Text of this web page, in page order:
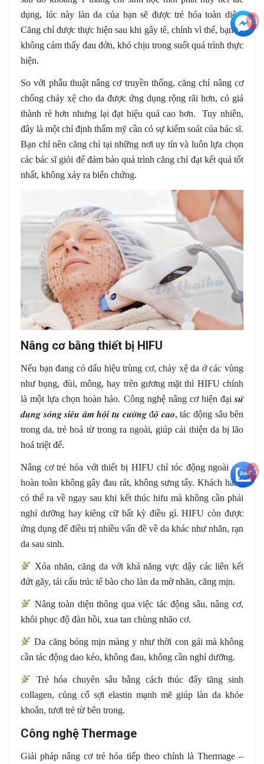
dụng, lúc này làn da của bạn sẽ được trẻ hóa toàn diện.
Căng chỉ được thực hiện sau khi gây tê, chính vì thế, bạn sẽ
không cảm thấy đau đớn, khó chịu trong suốt quá trình thực
hiện.
So với phẫu thuật nâng cơ truyền thống, căng chỉ nâng cơ
chống chảy xệ cho da được ứng dụng rộng rãi hơn, có giá
thành rẻ hơn nhưng lại đạt hiệu quả cao hơn. Tuy nhiên,
đây là một chỉ định thẩm mỹ cần có sự kiểm soát của bác sĩ.
Bạn chỉ nên căng chỉ tại những nơi uy tín và luôn lựa chọn
các bác sĩ giỏi để đảm bảo quá trình căng chỉ đạt kết quả tốt
nhất, không xảy ra biến chứng.
Nâng cơ bằng thiết bị HIFU
Nếu bạn đang có dấu hiệu trùng cơ, chảy xệ da ở các vùng
như bụng, đùi, mông, hay trên gương mặt thì HIFU chính
là một lựa chọn hoàn hảo. Công nghệ nâng cơ hiện đại 𝒔𝒖
𝒅𝒖𝒏𝒈 𝒔𝒐𝒏𝒈 𝒔𝒊𝒆𝒖 𝒂𝒎 𝒉𝒐𝒊 𝒕𝒖 𝒄𝒖𝒐𝒏𝒈đ𝒐 𝒄𝒂𝒐, tác động sâu bên
trong da, trẻ hoá từ trong ra ngoài, giúp cải thiện da bị lão
hoá triệt để.
Nâng cơ trẻ hóa với thiết bị HIFU chỉ tóc động ngoài da,
hoàn toàn không gây đau rát, không sưng tấy. Khách hàng
có thể ra về ngay sau khi kết thúc hifu mà không cần phải
nghỉ dưỡng hay kiêng cữ bất kỳ điều gì. HIFU còn được
ứng dụng để điều trị nhiều vấn đề về da khác như nhăn, rạn
da sau sinh.
Xóa nhăn, căng da với khả năng vực dậy các liên kết
đứt gãy, tái cấu trúc tế bào cho làn da mờ nhăn, căng mịn.
Nâng toàn diện thông qua việc tác động sâu, nâng cơ,
khôi phục độ đàn hồi, xua tan chùng nhão cơ.
Da căng bóng mịn màng y như thời con gái mà không
cần tác động dao kéo, không đau, không cần nghỉ dưỡng.
Trẻ hóa chuyên sâu bằng cách thúc đẩy tăng sinh
collagen, củng cố sợi elastin mạnh mẽ giúp làn da khỏe
khoắn, tươi trẻ từ bên trong.
Công nghệ Thermage
Giải pháp nâng cơ trẻ hóa tiếp theo chính là Thermage –
+3
+5